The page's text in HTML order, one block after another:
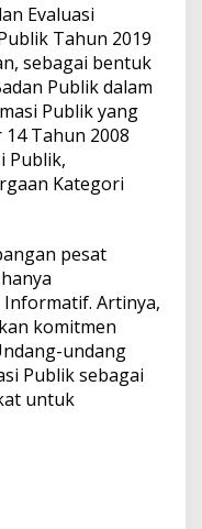
Evaluasi
Tahun 2019
sebagai bentuk
Publik dalam
Publik yang
Tahun 2008
Publik,
Kategori
pesat
Artinya,
komitmen
undang
Publik sebagai
untuk